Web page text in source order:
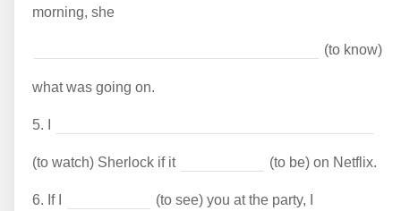
morning, she
(to know)
what was going on.
5.
(to watch) Sherlock if it (to be) on Netflix.
6. If I (to see) you at the party, I